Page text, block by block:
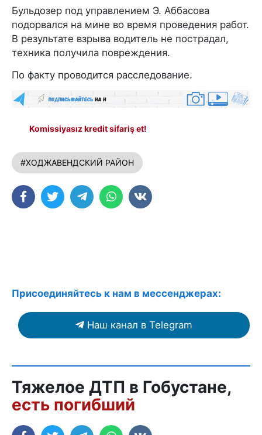
Бульдозер под управлением Э. Аббасова
подорвался на мине во время проведения работ.
В результате взрыва водитель не пострадал,
техника получила повреждения.
По факту проводится расследование.
Komissiyasız kredit sifariş et!
#ХОДЖАВЕНДСКИЙ РАЙОН
Присоединяйтесь к нам в мессенджерах:
Наш канал в Telegram
Тяжелое ДТП в Гобустане,
есть погибший